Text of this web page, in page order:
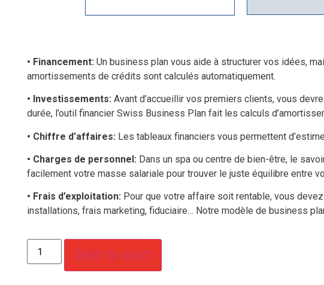
• Financement: Un business plan vous aide à structurer vos idées,
amortissements de crédits sont calculés automatiquement.
• Investissements: Avant d’accueillir vos premiers clients, vous
durée, l’outil financier Swiss Business Plan fait les calculs
• Chiffre d’affaires: Les tableaux financiers vous permettent
• Charges de personnel: Dans un spa ou centre de bien-être, le
facilement votre masse salariale pour trouver le juste équilibre entre
• Frais d’exploitation: Pour que votre affaire soit rentable, vous
installations, frais marketing, fiduciaire… Notre modèle de business
Add to cart